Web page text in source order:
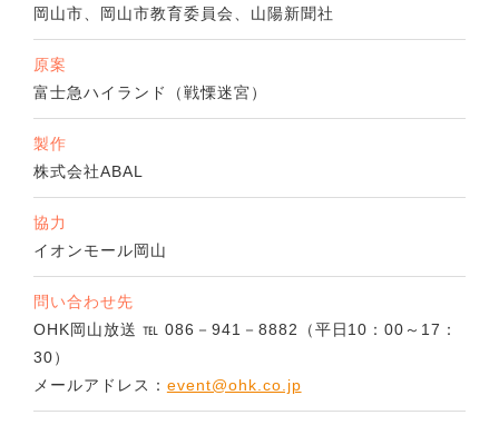
岡山市、岡山市教育委員会、 山陽新聞社
原案
富士急ハイランド（戦慄迷宮）
製作
株式会社ABAL
協力
イオンモール岡山
問い合わせ先
OHK岡山放送 ℡ 086－941－8882（平日10：00～17：
30）
メールアドレス： event@ohk.co.jp